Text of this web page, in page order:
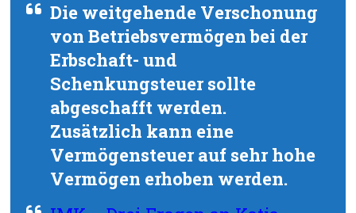
Die weitgehende Verschonung
von Betriebsvermögen bei der
Erbschaft- und
Schenkungsteuer sollte
abgeschafft werden.
Zusätzlich kann eine
Vermögensteuer auf sehr hohe
Vermögen erhoben werden.